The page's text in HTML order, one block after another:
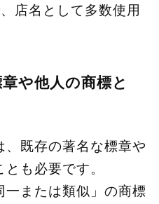
店名として多数使用
や他人の商標と
既存の著名な標章や
も必要です。
一または類似」の商標